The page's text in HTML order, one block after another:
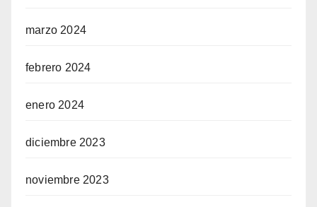
marzo 2024
febrero 2024
enero 2024
diciembre 2023
noviembre 2023